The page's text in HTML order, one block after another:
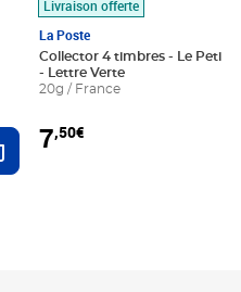
Ajouter au panier
Livraison offerte
La Poste
Collector 4 timbres - Le Petit
- Lettre Verte
20g / France
7,50€